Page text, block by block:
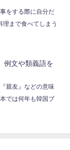
をする際に自分だ
理まで食べてしまう
例文や類義語を
親友』などの意味
では何年も韓国ブ